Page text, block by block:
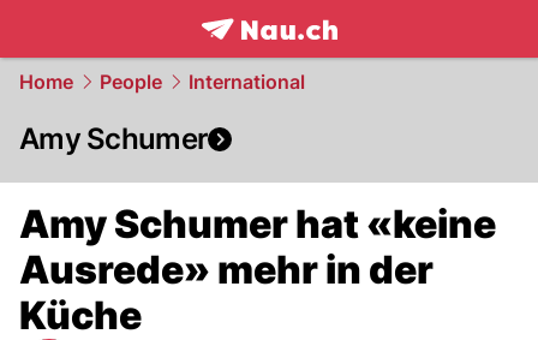
frontpage.NAU.ch
Home People International
Amy Schumer
Amy Schumer hat «keine
Ausrede» mehr in der
Küche